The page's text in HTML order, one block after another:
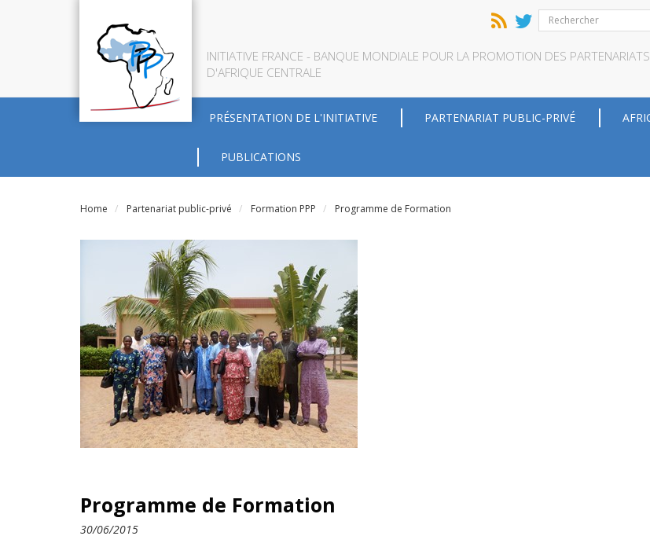
INITIATIVE FRANCE - BANQUE MONDIALE POUR LA PROMOTION DES
D'AFRIQUE CENTRALE
PRÉSENTATION DE L'INITIATIVE PARTENARIAT PUBLIC-PRIVÉ
PUBLICATIONS
Home Partenariat public-privé Formation PPP Programme de Formation
Programme de Formation
30/06/2015